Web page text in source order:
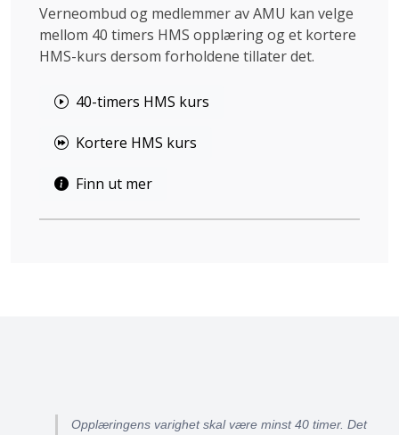
Verneombud og medlemmer av AMU kan velge
mellom 40 timers HMS opplæring og et kortere
HMS-kurs dersom forholdene tillater det.
40-timers HMS kurs
Kortere HMS kurs
Finn ut mer
Opplæringens varighet skal være minst 40 timer. Det